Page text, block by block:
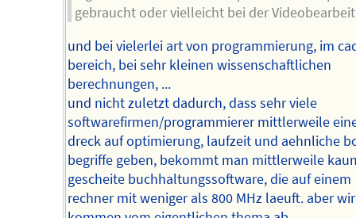
gebraucht oder vielleicht bei der
und bei vielerlei art von programmierung, im
bereich, bei sehr kleinen wissenschaftlichen
berechnungen, ...
und nicht zuletzt dadurch, dass sehr viele
softwarefirmen/programmierer mittlerweile
dreck auf optimierung, laufzeit und aehnliche
begriffe geben, bekommt man mittlerweile
gescheite buchhaltungssoftware, die auf einem
rechner mit weniger als 800 MHz laeuft. aber wir